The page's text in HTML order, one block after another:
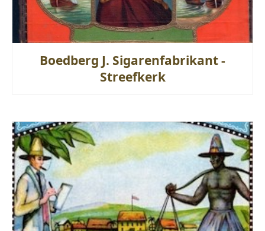
Boedberg J. Sigarenfabrikant -
Streefkerk